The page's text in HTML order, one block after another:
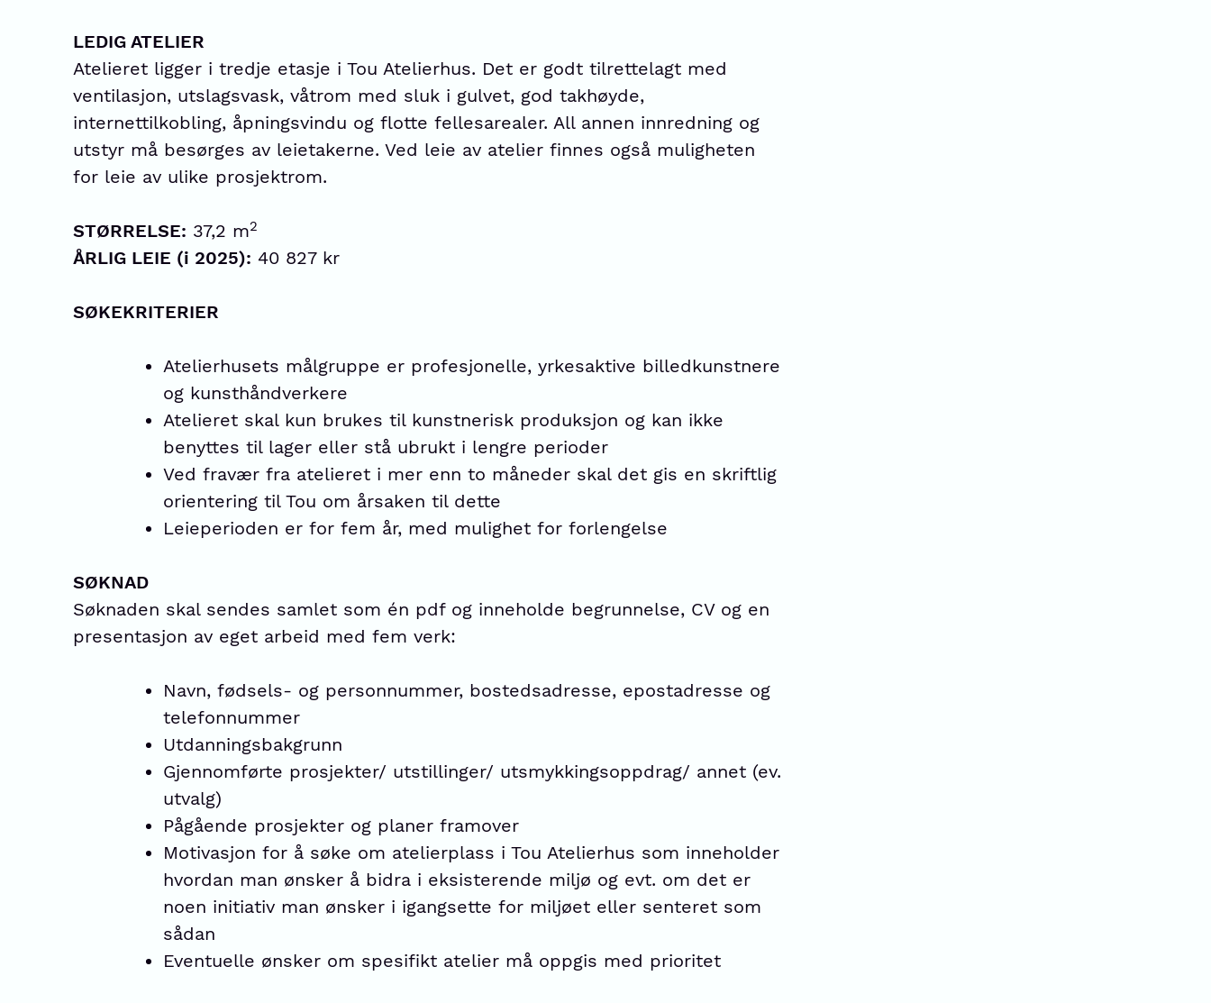
LEDIG ATELIER
Atelieret ligger i tredje etasje i Tou Atelierhus. Det er godt tilrettelagt med
ventilasjon, utslagsvask, våtrom med sluk i gulvet, god takhøyde,
internettilkobling, åpningsvindu og flotte fellesarealer. All annen innredning og
utstyr må besørges av leietakerne. Ved leie av atelier finnes også muligheten
for leie av ulike prosjektrom.
STØRRELSE: 37,2 m2
ÅRLIG LEIE (i 2025): 40 827 kr
SØKEKRITERIER
Atelierhusets målgruppe er profesjonelle, yrkesaktive billedkunstnere
og kunsthåndverkere
Atelieret skal kun brukes til kunstnerisk produksjon og kan ikke
benyttes til lager eller stå ubrukt i lengre perioder
Ved fravær fra atelieret i mer enn to måneder skal det gis en skriftlig
orientering til Tou om årsaken til dette
Leieperioden er for fem år, med mulighet for forlengelse
SØKNAD
Søknaden skal sendes samlet som én pdf og inneholde begrunnelse, CV og en
presentasjon av eget arbeid med fem verk:
Navn, fødsels- og personnummer, bostedsadresse, epostadresse og
telefonnummer
Utdanningsbakgrunn
Gjennomførte prosjekter/ utstillinger/ utsmykkingsoppdrag/ annet (ev.
utvalg)
Pågående prosjekter og planer framover
Motivasjon for å søke om atelierplass i Tou Atelierhus som inneholder
hvordan man ønsker å bidra i eksisterende miljø og evt. om det er
noen initiativ man ønsker i igangsette for miljøet eller senteret som
sådan
Eventuelle ønsker om spesifikt atelier må oppgis med prioritet